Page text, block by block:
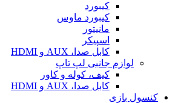
کیبورد
کیبورد ماوس
مانیتور
اسپیکر
کابل صدا، AUX و HDMI
لوازم جانبی لپ تاپ
کیف، کوله و کاور
کابل صدا، AUX و HDMI
کنسول بازی